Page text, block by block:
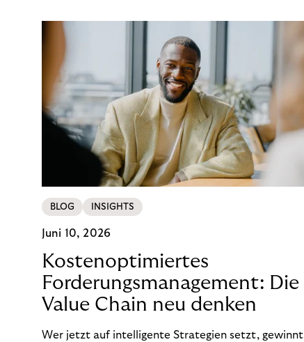
BLOG INSIGHTS
Juni 10, 2026
Kostenoptimiertes
Forderungsmanagement: Die
Value Chain neu denken
Wer jetzt auf intelligente Strategien setzt,